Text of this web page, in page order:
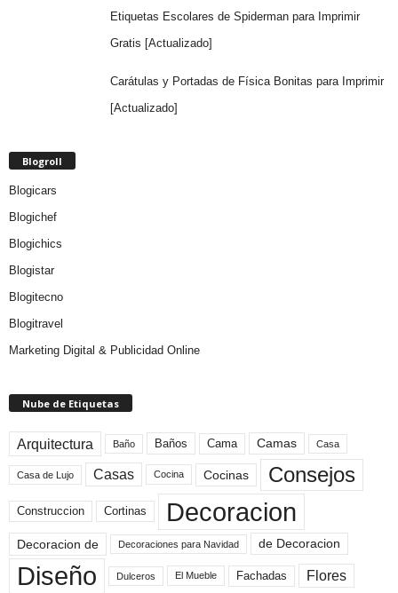
Etiquetas Escolares de Spiderman para Imprimir
Gratis [Actualizado]
Carátulas y Portadas de Física Bonitas para Imprimir
[Actualizado]
Blogroll
Blogicars
Blogichef
Blogichics
Blogistar
Blogitecno
Blogitravel
Marketing Digital & Publicidad Online
Nube de Etiquetas
Arquitectura Baño Baños Cama Camas Casa
Casa de Lujo Casas Cocina Cocinas Consejos
Construccion Cortinas Decoracion
Decoracion de Decoraciones para Navidad de Decoracion
Diseño Dulceros El Mueble Fachadas Flores